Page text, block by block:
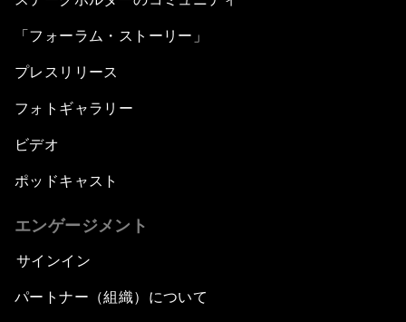
「フォーラム・ストーリー」
プレスリリース
フォトギャラリー
ビデオ
ポッドキャスト
エンゲージメント
サインイン
パートナー（組織）について